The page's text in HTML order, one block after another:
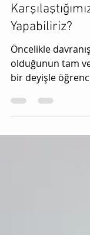
Yapabiliriz?
Öncelikle
olduğunun tam
bir deyişle